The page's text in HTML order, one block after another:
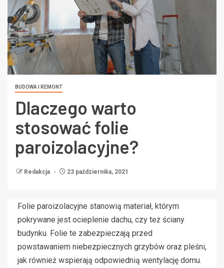
BUDOWA I REMONT
Dlaczego warto
stosować folie
paroizolacyjne?
Redakcja 23 października, 2021
Folie paroizolacyjne stanowią materiał, którym
pokrywane jest ocieplenie dachu, czy też ściany
budynku. Folie te zabezpieczają przed
powstawaniem niebezpiecznych grzybów oraz pleśni,
jak również wspierają odpowiednią wentylację domu.